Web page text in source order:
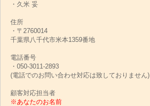
・久米 妥
住所
・〒2760014
千葉県八千代市米本1359番地
電話番号
・050-3011-2893
(電話でのお問い合わせ対応は致しておりません)
顧客対応担当者
※あなたのお名前